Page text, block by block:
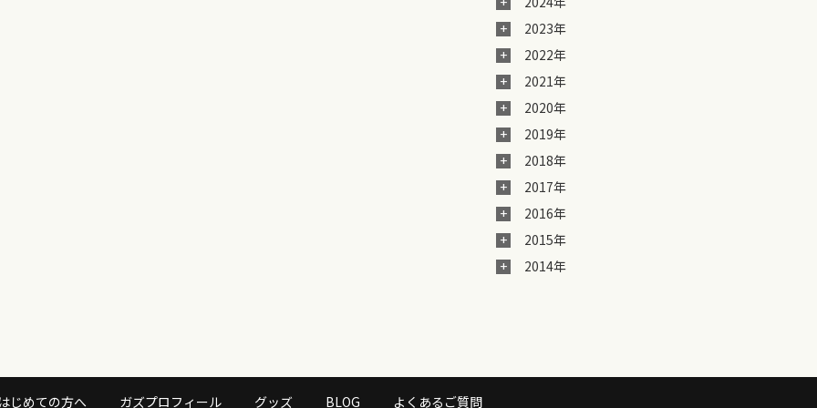
2023年
2022年
2021年
2020年
2019年
2018年
2017年
2016年
2015年
2014年
じめての方へ ガズプロフィール グッズ BLOG よくあるご質問